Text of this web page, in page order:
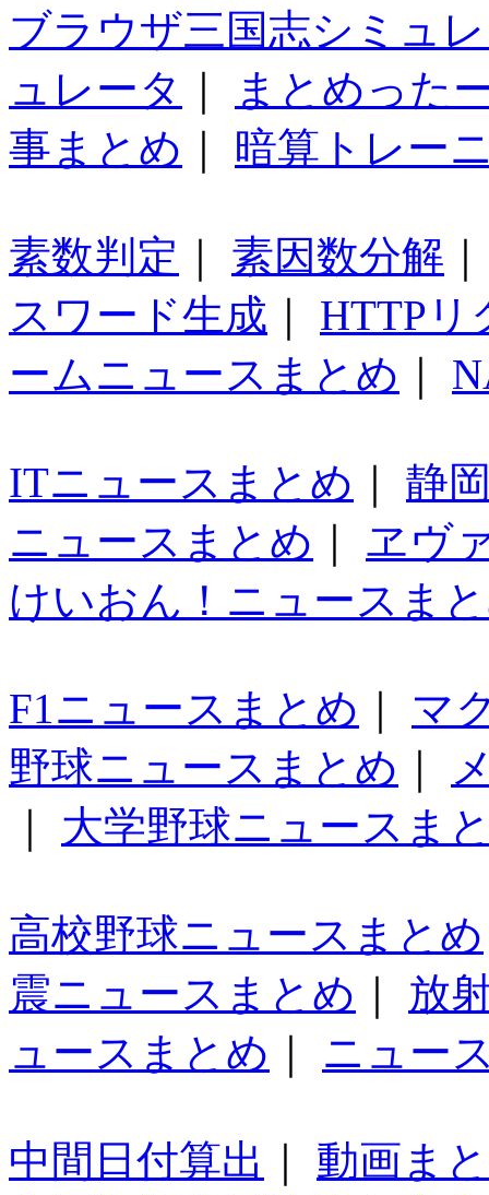
ブラウザ三国志シミュ
ュレータ
まとめった
事まとめ
暗算トレー
素数判定 素因数分解
スワード生成
HTTPリ
ームニュースまとめ
ITニュースまとめ
静
ニュースまとめ
ヱヴ
けいおん！ニュースま
F1ニュースまとめ
マ
野球ニュースまとめ
大学野球ニュースま
高校野球ニュースまとめ
震ニュースまとめ
放
ュースまとめ
ニュー
中間日付算出
動画ま